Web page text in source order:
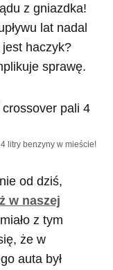
z gniazdka!
lat nadal
haczyk?
sprawę.
litry benzyny w mieście!
od dziś,
w naszej
z tym
że w
auta był